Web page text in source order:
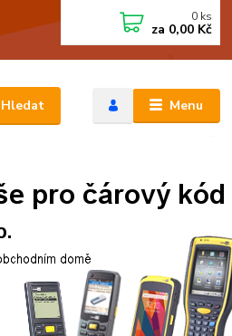
Menu
Hledat
0 ks
za 0,00 Kč